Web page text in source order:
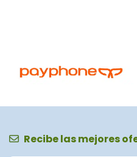
Recibe las mejores